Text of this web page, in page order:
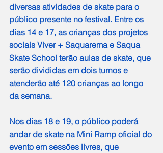
diversas atividades de skate para o
público presente no festival. Entre os
dias 14 e 17, as crianças dos projetos
sociais Viver + Saquarema e Saqua
Skate School terão aulas de skate, que
serão divididas em dois turnos e
atenderão até 120 crianças ao longo
da semana.
Nos dias 18 e 19, o público poderá
andar de skate na Mini Ramp oficial do
evento em sessões livres, que